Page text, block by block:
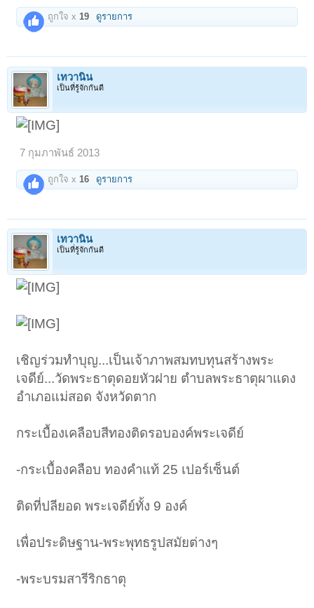
ถูกใจ x19 ดูรายการ
เทวานิน
เป็นที่รู้จักกันดี
7 กุมภาพันธ์ 2013
ถูกใจ x 16 ดูรายการ
เทวานิน
เป็นที่รู้จักกันดี
เชิญร่วมทำบุญ...เป็นเจ้าภาพสมทบทุนสร้างพระ
เจดีย์...วัดพระธาตุดอยหัวฝาย ตำบลพระธาตุผาแดง
อำเภอแม่สอด จังหวัดตาก
กระเบื้องเคลือบสีทองติดรอบองค์พระเจดีย์
-กระเบื้องคลือบ ทองคำแท้ 25 เปอร์เซ็นต์
ติดที่ปลียอด พระเจดีย์ทั้ง 9 องค์
เพื่อประดิษฐาน-พระพุทธรูปสมัยต่างๆ
-พระบรมสารีริกธาตุ